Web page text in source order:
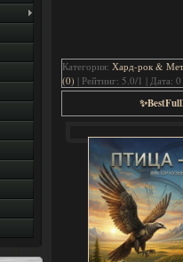
Категория: Хард-рок &
(0) | Рейтинг: 5.0/1 | Дата: